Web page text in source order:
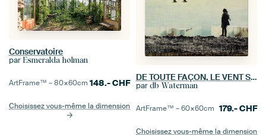
Conservatoire
par Esmeralda holman
ArtFrame™ –80×60cm 148.-CHF
Choisissez vous-même la dimension
DE TOUTE FAÇON, LE VENT SOUFFLE
par db Waterman
ArtFrame™ –60×60cm 179.-CHF
Choisissez vous-même la dimension